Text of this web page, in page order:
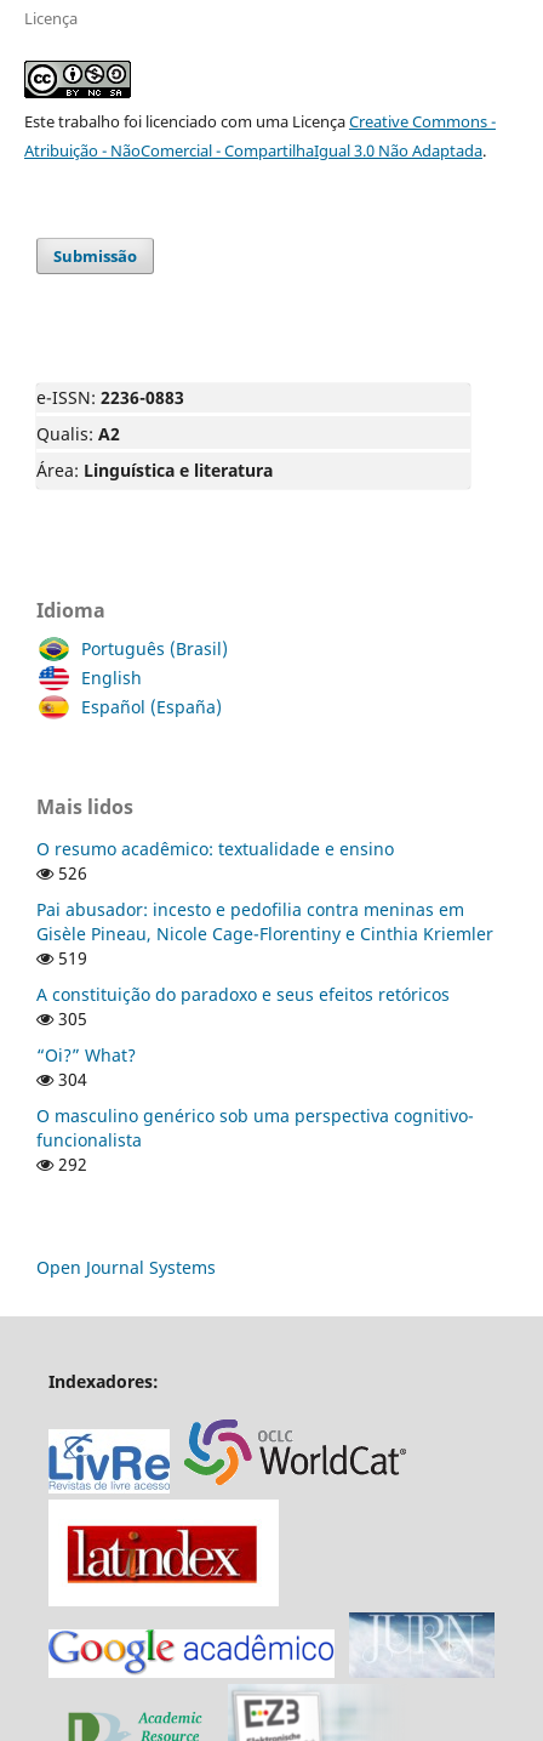
Licença
Este trabalho foi licenciado com uma LicençaCreative Commons -
Atribuição - NãoComercial - CompartilhaIgual 3.0 Não Adaptada.
Submissão
e-ISSN: 2236-0883
Qualis: A2
Área: Linguística e literatura
Idioma
Português (Brasil)
English
Español (España)
Mais lidos
O resumo acadêmico: textualidade e ensino
526
Pai abusador: incesto e pedofilia contra meninas em
Gisèle Pineau, Nicole Cage-Florentiny e Cinthia Kriemler
519
A constituição do paradoxo e seus efeitos retóricos
305
“Oi?” What?
304
O masculino genérico sob uma perspectiva cognitivo-
funcionalista
292
Open Journal Systems
Indexadores: